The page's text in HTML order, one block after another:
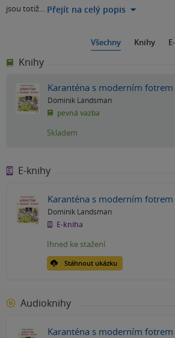
jsou totiž… Přejít na celý popis
Všechny Knihy
Knihy
Karanténa s moderním fotrem
Dominik Landsman
pevná vazba
Skladem
E-knihy
Karanténa s moderním fotrem
Dominik Landsman
E-kniha
Stáhnout ukázku
Ihned ke stažení
Audioknihy
Karanténa s moderním fotrem